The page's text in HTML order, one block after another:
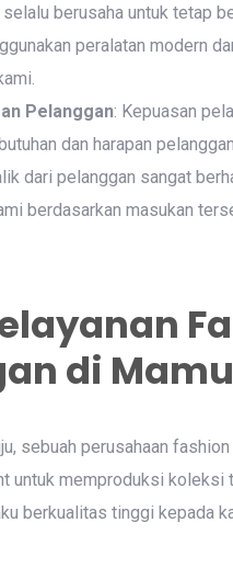
selalu berusaha untuk tetap
peralatan modern
Pelanggan: Kepuasan
dan harapan
dari pelanggan sangat
berdasarkan masukan
di
sebuah perusahaan
untuk memproduksi koleksi
berkualitas tinggi kepada